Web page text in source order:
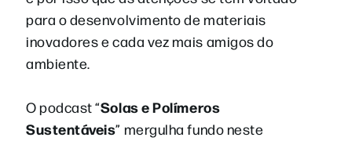
para o desenvolvimento de materiais
inovadores e cada vez mais amigos do
ambiente.
O podcast “Solas e Polímeros
Sustentáveis” mergulha fundo neste